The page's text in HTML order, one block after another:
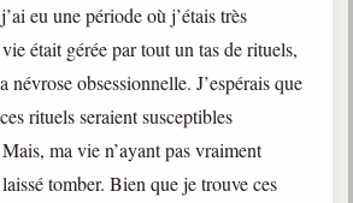
eu une période où j’étais très
était gérée par tout un tas de rituels,
névrose obsessionnelle. J’espérais que
rituels seraient susceptibles
ma vie n’ayant pas vraiment
tomber. Bien que je trouve ces